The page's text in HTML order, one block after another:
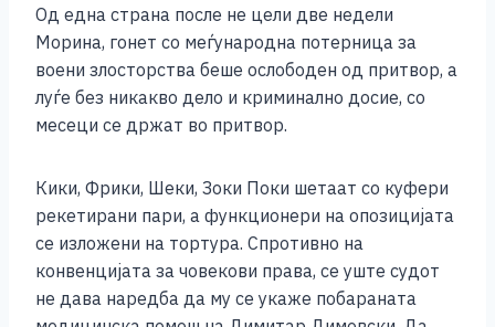
Од една страна после не цели две недели
Морина, гонет со меѓународна потерница за
воени злосторства беше ослободен од притвор, а
луѓе без никакво дело и криминално досие, со
месеци се држат во притвор.
Кики, Фрики, Шеки, Зоки Поки шетаат со куфери
рекетирани пари, а функционери на опозицијата
се изложени на тортура. Спротивно на
конвенцијата за човекови права, се уште судот
не дава наредба да му се укаже побараната